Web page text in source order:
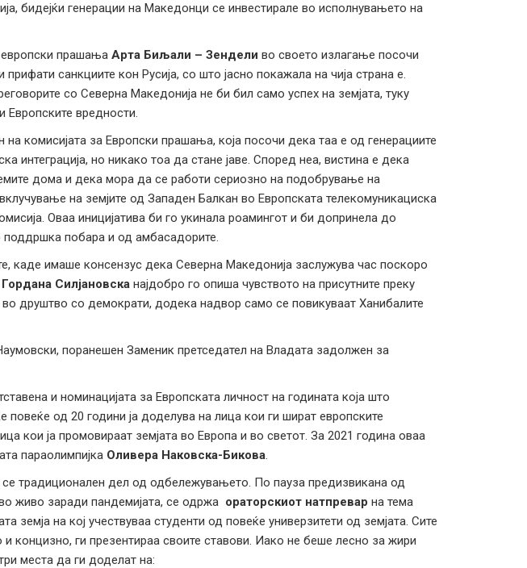
бидејќи генерации на Македонци се инвестирале во исполнувањето на
европски прашања Арта Биљали – Зендели во своето излагање посочи
санкциите кон Русија, со што јасно покажала на чија страна е.
со Северна Македонија не би бил само успех на земјата, туку
Европските вредности.
на комисијата за Европски прашања, која посочи дека таа е од генерациите
интеграција, но никако тоа да стане јаве. Според неа, вистина е дека
дома и дека мора да се работи сериозно на подобрување на
на земјите од Западен Балкан во Европската телекомуникациска
Оваа иницијатива би го укинала роамингот и би допринела до
побара и од амбасадорите.
каде имаше консензус дека Северна Македонија заслужува час поскоро
Гордана Силјановсканајдобро го опиша чувството на присутните преку
во друштво со демократи, додека надвор само се повикуваат Ханибалите
поранешен Заменик претседател на Владата задолжен за
и номинацијата за Европската личност на годината која што
од 20 години ја доделува на лица кои ги шират европските
кои ја промовираат земјата во Европа и во светот. За 2021 година оваа
параолимпијка Оливера Наковска-Бикова.
традиционален дел од одбележувањето. По пауза предизвикана од
живо заради пандемијата, се одржа ораторскиот натпревар на тема
земја на кој учествуваа студенти од повеќе универзитети од земјата. Сите
концизно, ги презентираа своите ставови. Иако не беше лесно за жири
места да ги доделат на: